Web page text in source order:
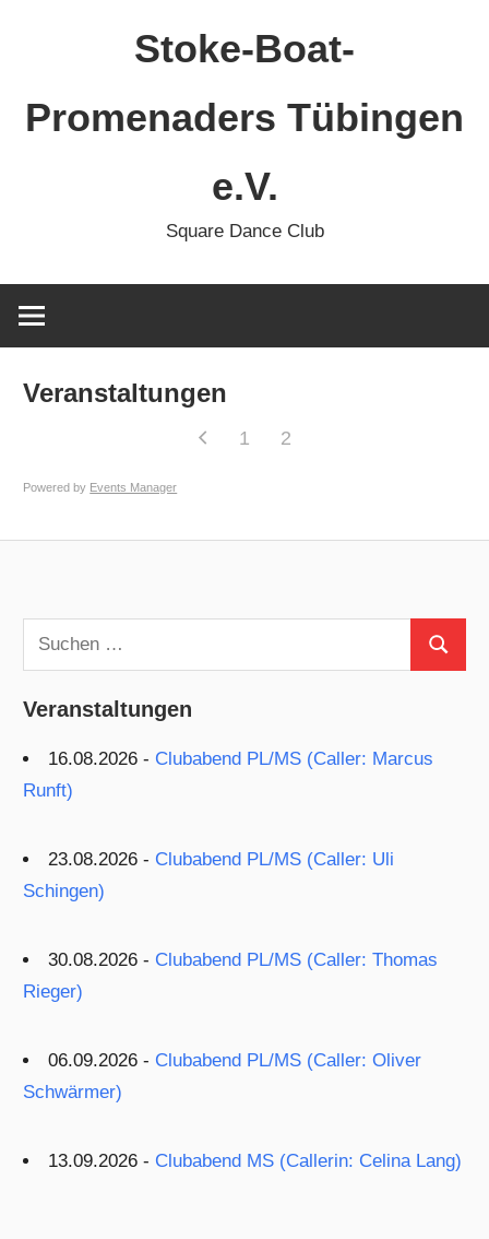
Stoke-Boat-
Promenaders Tübingen
e.V.
Square Dance Club
Veranstaltungen
1 2
Powered by Events Manager
Suchen
nach:
Suchen
Veranstaltungen
16.08.2026 - Clubabend PL/MS (Caller: Marcus
Runft)
23.08.2026 - Clubabend PL/MS (Caller: Uli
Schingen)
30.08.2026 - Clubabend PL/MS (Caller: Thomas
Rieger)
06.09.2026 - Clubabend PL/MS (Caller: Oliver
Schwärmer)
13.09.2026 - Clubabend MS (Callerin: Celina Lang)